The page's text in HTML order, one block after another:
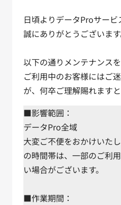
日頃よりデータProサービ
誠にありがとうございます
以下の通りメンテナンスを
ご利用中のお客様にはご
が、何卒ご理解賜れますと
■影響範囲：
データPro全域
大変ご不便をおかけいた
の時間帯は、一部のご利
い場合がございます。
■作業期間：